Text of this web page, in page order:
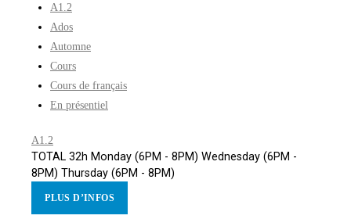
A1.2
Ados
Automne
Cours
Cours de français
En présentiel
A1.2
TOTAL 32h Monday (6PM - 8PM) Wednesday (6PM -
8PM) Thursday (6PM - 8PM)
PLUS D’INFOS